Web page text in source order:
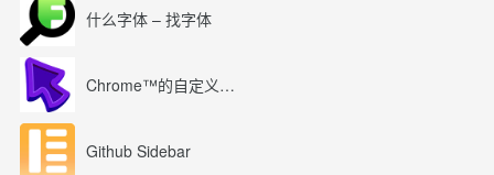
什么字体 – 找字体
Chrome™的自定义光标
Github Sidebar